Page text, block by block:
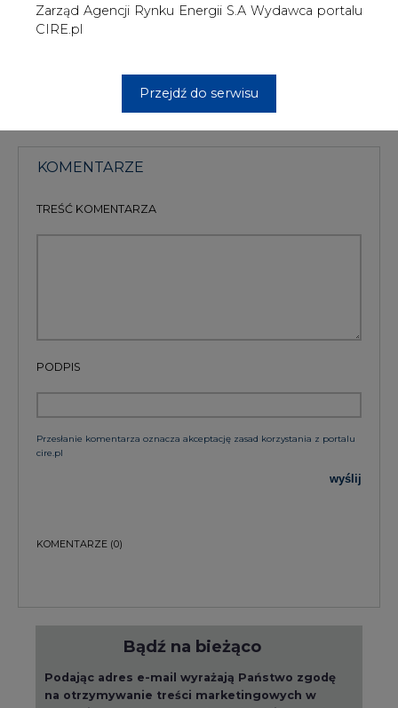
Zarząd Agencji Rynku Energii S.A Wydawca portalu
CIRE.pl
Przejdź do serwisu
#paliwa #świat
KOMENTARZE
TREŚĆ KOMENTARZA
PODPIS
Przesłanie komentarza oznacza akceptację zasad korzystania z portalu
cire.pl
wyślij
KOMENTARZE (0)
Bądź na bieżąco
Podając adres e-mail wyrażają Państwo zgodę
na otrzymywanie treści marketingowych w